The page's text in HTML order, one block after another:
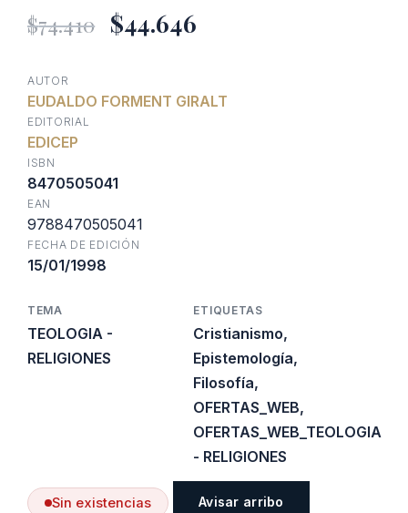
$74.410 El
original
era:
$74.410.
$44.646
actual
AUTOR
EUDALDO FORMENT GIRALT
EDITORIAL
EDICEP
ISBN
8470505041
EAN
9788470505041
FECHA DE EDICIÓN
15/01/1998
TEMA
TEOLOGIA -
RELIGIONES
ETIQUETAS
Cristianismo,
Epistemología,
Filosofía,
OFERTAS_WEB,
OFERTAS_WEB_TEOLOGIA
- RELIGIONES
Sin existencias Avisar arribo